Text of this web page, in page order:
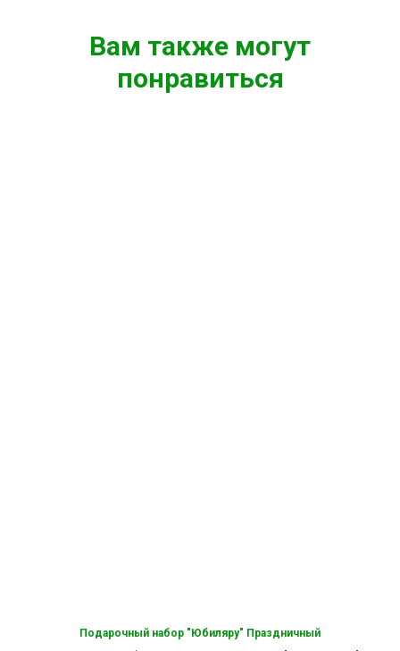
Вам также могут
понравиться
Подарочный набор "Юбиляру" Праздничный